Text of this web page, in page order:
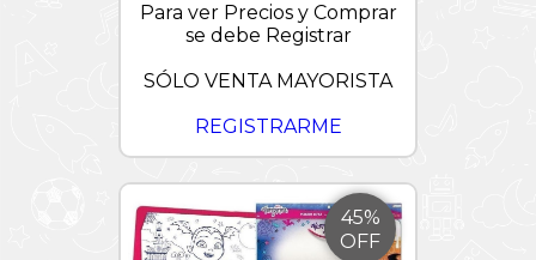
Para ver Precios y Comprar
se debe Registrar
SÓLO VENTA MAYORISTA
REGISTRARME
45%
OFF